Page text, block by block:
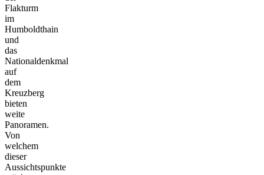
Flakturm
im
Humboldthain
und
das
Nationaldenkmal
auf
dem
Kreuzberg
bieten
weite
Panoramen.
Von
welchem
dieser
Aussichtspunkte